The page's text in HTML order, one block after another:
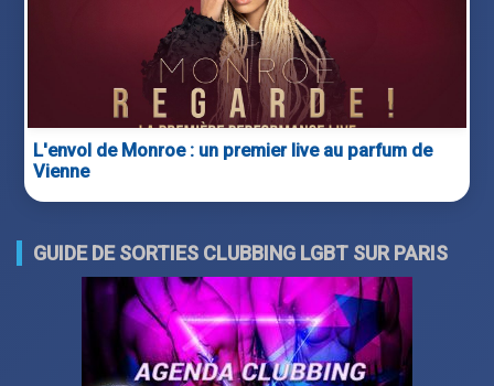
L'envol de Monroe : un premier live au parfum de
Vienne
GUIDE DE SORTIES CLUBBING LGBT SUR PARIS